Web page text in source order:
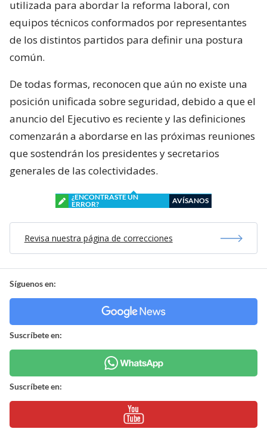
utilizada para abordar la reforma laboral, con
equipos técnicos conformados por representantes
de los distintos partidos para definir una postura
común.
De todas formas, reconocen que aún no existe una
posición unificada sobre seguridad, debido a que el
anuncio del Ejecutivo es reciente y las definiciones
comenzarán a abordarse en las próximas reuniones
que sostendrán los presidentes y secretarios
generales de las colectividades.
¿ENCONTRASTE UN
ERROR?
AVÍSANOS
Revisa nuestra página de correcciones
Síguenos en:
Suscríbete en:
Suscríbete en: